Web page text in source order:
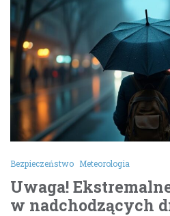
Bezpieczeństwo Meteorologia
Uwaga!
w nadchodzących